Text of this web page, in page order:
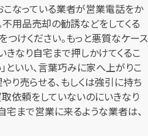
なっている業者が営業電話をか
不用品売却の勧誘などをしてくる
つけください。もっと悪質なケース
きなり自宅まで押しかけてくるこ
といい、言葉巧みに家へ上がりこ
り売らせる、もしくは強引に持ち
取依頼をしていないのにいきなり
宅まで営業に来るような業者は、